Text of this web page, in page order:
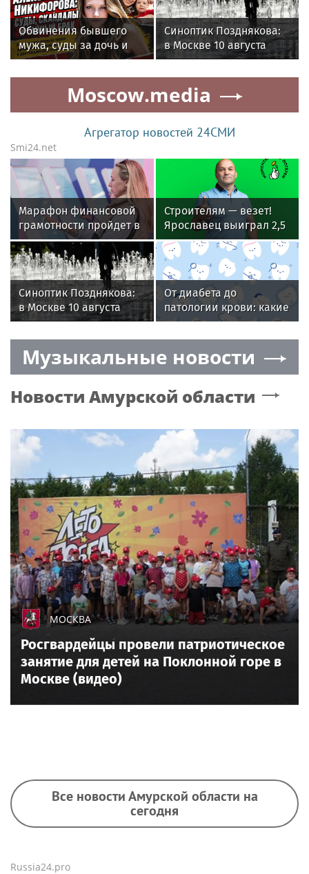
Обвинения бывшего
мужа, суды за дочь и
тайный брак с
продюсером: как живет
актриса Александра
Никифорова
Синоптик Позднякова:
в Москве 10 августа
будет до +27 градусов
Moscow.media
Агрегатор новостей 24СМИ
Smi24.net
Марафон финансовой
грамотности пройдет в
рамках проекта «Лето в
Москве»
Строителям — везет!
Ярославец выиграл 2,5
млн рублей в лотерею
от «Столото» и
переехал к морю
Синоптик Позднякова:
в Москве 10 августа
будет до +27 градусов
От диабета до
патологии крови: какие
болезни может выявить
Музыкальные новости
Новости Амурской области
МОСКВА
Росгвардейцы провели патриотическое
занятие для детей на Поклонной горе в
Москве (видео)
Все новости Амурской области на
сегодня
Russia24.pro